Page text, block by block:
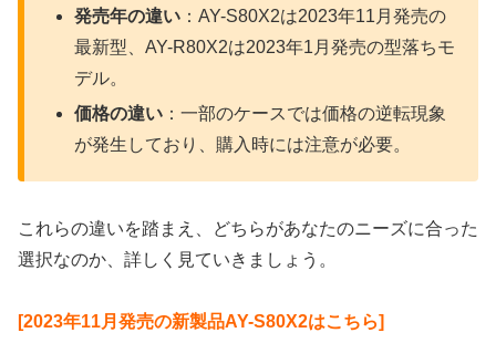
発売年の違い ：AY-S80X2は2023年11月発売の
最新型、AY-R80X2は2023年1月発売の型落ちモ
デル。
価格の違い ：一部のケースでは価格の逆転現象
が発生しており、購入時には注意が必要。
これらの違いを踏まえ、どちらがあなたのニーズに合った
選択なのか、詳しく見ていきましょう。
[2023年11月発売の新製品AY-S80X2はこちら]